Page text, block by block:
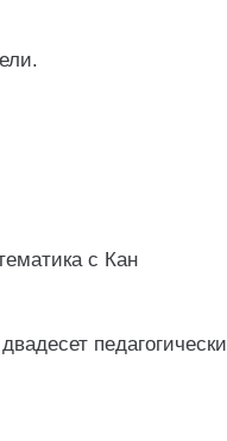
с Кан
педагогически